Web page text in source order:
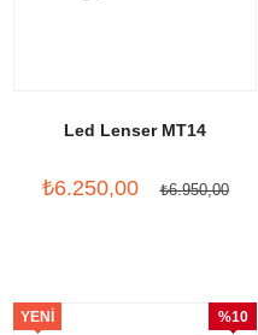
Led Lenser MT14
₺6.250,00 ₺6.950,00
%10
YENI